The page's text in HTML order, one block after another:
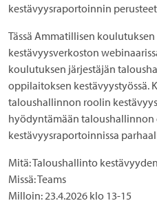
kestävyysraportoinnin
Tässä Ammatillisen koulutuksen
kestävyysverkoston
koulutuksen järjestäjän
oppilaitoksen kestävyystyössä.
taloushallinnon roolin
hyödyntämään taloushallinnon
kestävyysraportoinnissa
Mitä:Taloushallinto
Missä:Teams
Milloin: 23.4.2026 klo 13-15